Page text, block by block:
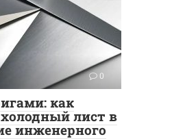
0
как
лист в
инженерного